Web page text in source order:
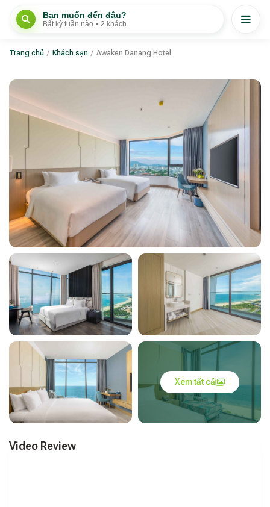
Bạn muốn đến đâu?
Bất kỳ tuần nào • 2 khách
Trang chủ / Khách sạn / Awaken Danang Hotel
Xem tất cả
Video Review